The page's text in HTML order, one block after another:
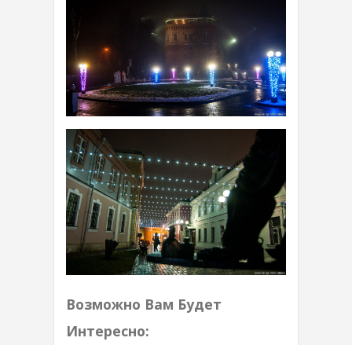
Возможно Вам Будет
Интересно: